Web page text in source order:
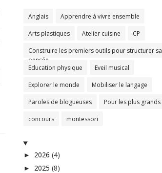
Anglais Apprendre à vivre ensemble
Arts plastiques Atelier cuisine CP
Construire les premiers outils pour structurer sa
pensée
Education physique
Eveil musical
Explorer le monde Mobiliser le langage
Paroles de blogueuses Pour les plus grands
concours montessori
► 2026 (4)
► 2025 (8)